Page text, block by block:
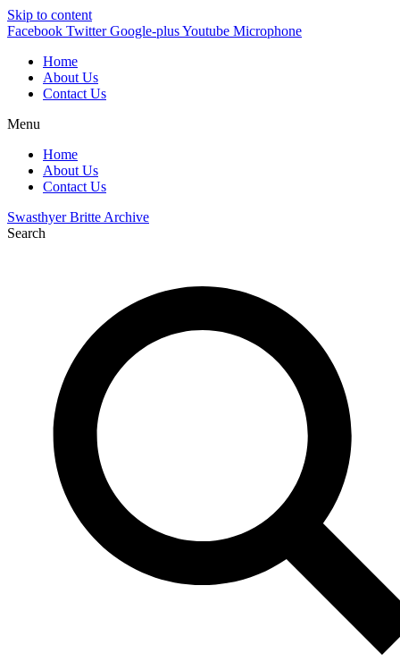
Skip to content
Facebook Twitter Google-plusYoutube Microphone
Home
About Us
Contact Us
Menu
Home
About Us
Contact Us
Swasthyer Britte Archive
Search